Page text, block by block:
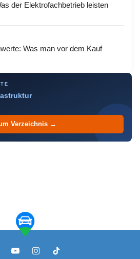
der Elektrofachbetrieb leisten
Was man vor dem Kauf
Verzeichnis →